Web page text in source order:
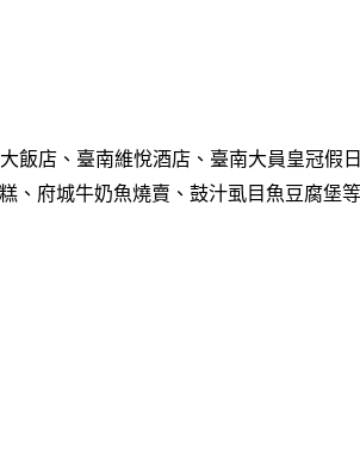
飯店、臺南維悅酒店、 臺南大員皇冠假
、府城牛奶魚燒賣、鼓汁虱目魚豆腐堡等